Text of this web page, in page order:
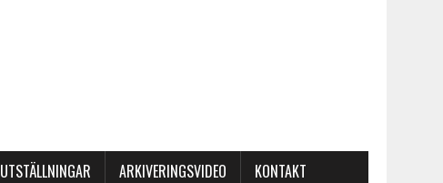
UTSTÄLLNINGAR ARKIVERINGSVIDEO
KONTAKT